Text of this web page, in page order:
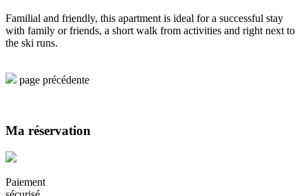
Familial and friendly, this apartment is ideal for a successful stay
with family or friends, a short walk from activities and right next to
the ski runs.
page précédente
Ma réservation
Paiement